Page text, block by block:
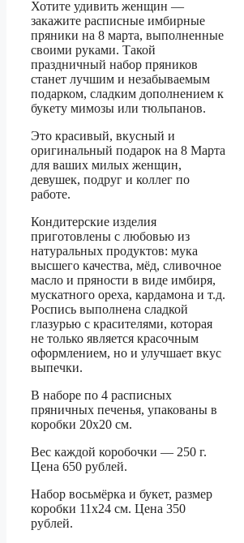
Хотите удивить женщин —
закажите расписные имбирные
пряники на 8 марта, выполненные
своими руками. Такой
праздничный набор пряников
станет лучшим и незабываемым
подарком, сладким дополнением к
букету мимозы или тюльпанов.
Это красивый, вкусный и
оригинальный подарок на 8 Марта
для ваших милых женщин,
девушек, подруг и коллег по
работе.
Кондитерские изделия
приготовлены с любовью из
натуральных продуктов: мука
высшего качества, мёд, сливочное
масло и пряности в виде имбиря,
мускатного ореха, кардамона и т.д.
Роспись выполнена сладкой
глазурью с красителями, которая
не только является красочным
оформлением, но и улучшает вкус
выпечки.
В наборе по 4 расписных
пряничных печенья, упакованы в
коробки 20х20 см.
Вес каждой коробочки — 250 г.
Цена 650 рублей.
Набор восьмёрка и букет, размер
коробки 11х24 см. Цена 350
рублей.